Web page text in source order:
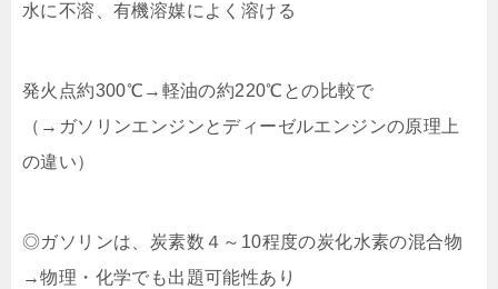
水に不溶、有機溶媒によく溶ける
発火点約300℃→軽油の約220℃との比較で
（→ガソリンエンジンとディーゼルエンジンの原理上
の違い）
◎ガソリンは、炭素数４～10程度の炭化水素の混合物
→物理・化学でも出題可能性あり